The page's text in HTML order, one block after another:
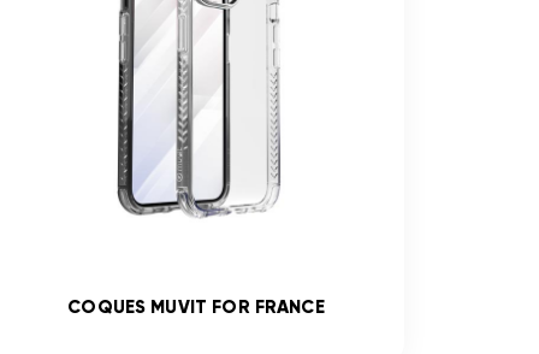
COQUES MUVIT FOR FRANCE